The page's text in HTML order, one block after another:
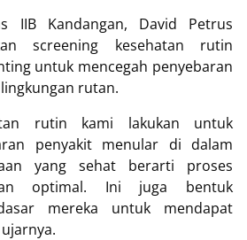
IIB Kandangan, David Petrus
screening kesehatan rutin
untuk mencegah penyebaran
rutan.
rutin kami lakukan untuk
penyakit menular di dalam
yang sehat berarti proses
optimal. Ini juga bentuk
mereka untuk mendapat